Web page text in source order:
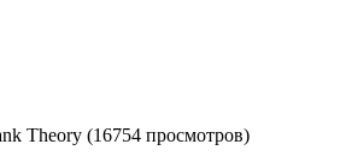
Theory (16754 просмотров)